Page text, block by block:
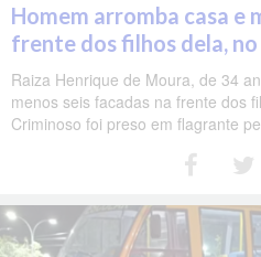
Homem arromba casa e
frente dos filhos dela,
Raiza Henrique de Moura, de 34
menos seis facadas na frente dos
Criminoso foi preso em flagrante